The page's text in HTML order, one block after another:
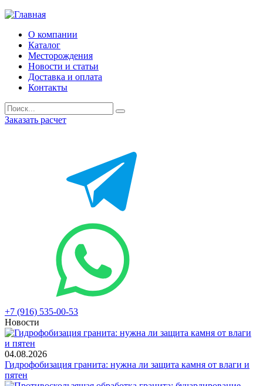
О компании
Каталог
Месторождения
Новости и статьи
Доставка и оплата
Контакты
Заказать расчет
+7 (916) 535-00-53
Новости
04.08.2026
Гидрофобизация гранита: нужна ли защита камня от влаги и
пятен